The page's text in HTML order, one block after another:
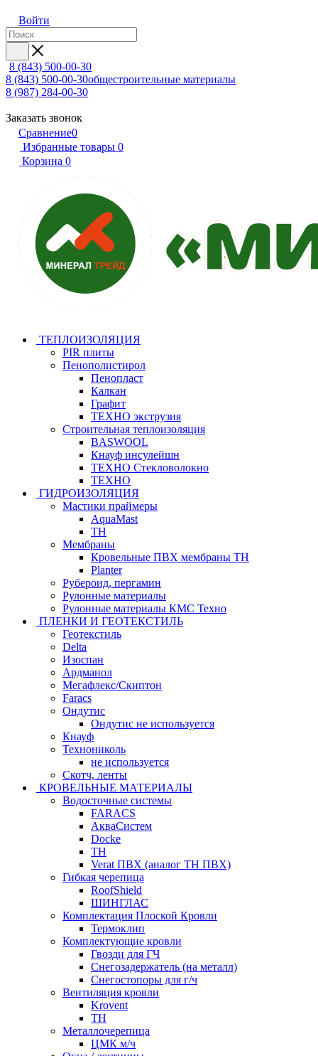
Войти
8 (843) 500-00-30
8 (843) 500-00-30общестроительные материалы
8 (987) 284-00-30
Заказать звонок
Сравнение0
Избранные товары 0
Корзина 0
ТЕПЛОИЗОЛЯЦИЯ
PIR плиты
Пенополистирол
Пенопласт
Калкан
Графит
ТЕХНО экструзия
Строительная теплоизоляция
BASWOOL
Кнауф инсулейшн
ТЕХНО Стекловолокно
ТЕХНО
ГИДРОИЗОЛЯЦИЯ
Мастики праймеры
AquaMast
ТН
Мембраны
Кровельные ПВХ мембраны ТН
Planter
Рубероид, пергамин
Рулонные материалы
Рулонные материалы КМС Техно
ПЛЕНКИ И ГЕОТЕКСТИЛЬ
Геотекстиль
Delta
Изоспан
Ардманол
Мегафлекс/Скиптон
Faracs
Ондутис
Ондутис не используется
Кнауф
Технониколь
не используется
Скотч, ленты
КРОВЕЛЬНЫЕ МАТЕРИАЛЫ
Водосточные системы
FARACS
АкваСистем
Docke
ТН
Verat ПВХ (аналог ТН ПВХ)
Гибкая черепица
RoofShield
ШИНГЛАС
Комплектация Плоской Кровли
Термоклип
Комплектующие кровли
Гвозди для ГЧ
Снегозадержатель (на металл)
Снегостопоры для г/ч
Вентиляция кровли
Krovent
ТН
Металлочерепица
ЦМК м/ч